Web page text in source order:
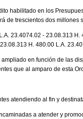
habilitado en los
de trescientos dos
23.4074.02 - 23.08.313
H. 480.00 L.A.
en función de las
que al amparo de esta
atendiendo al fin y
a atender y